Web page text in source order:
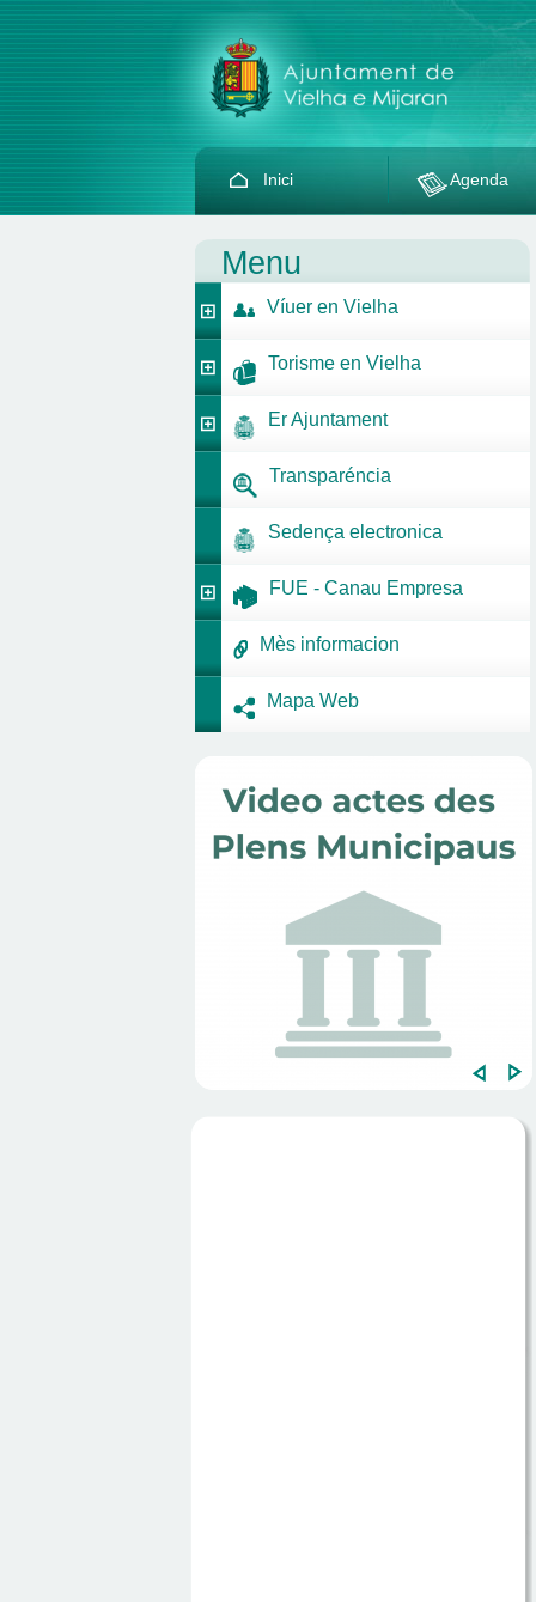
Inici Agenda
Menu
Víuer en Vielha
Torisme en Vielha
Er Ajuntament
Transparéncia
Sedença electronica
FUE - Canau Empresa
Mès informacion
Mapa Web